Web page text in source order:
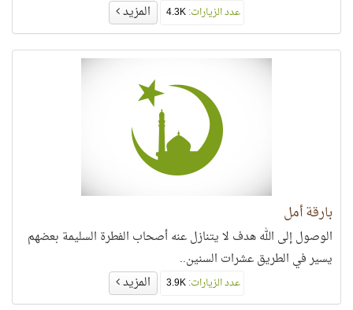
عدد الزيارات: المزيد
بارقة أمل
الوصول إلى الله هدف لا يتنازل عنه أصحاب الفطرة السليمة بعضهم
يسير في الطريق عشرات السنين..
عدد الزيارات: المزيد